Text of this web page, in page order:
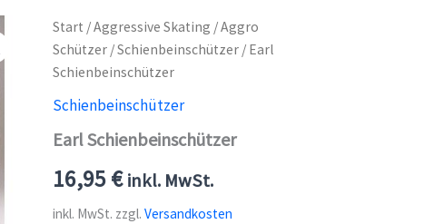
Start /Aggressive Skating /Aggro
Schützer/Schienbeinschützer/ Earl
Schienbeinschützer
Schienbeinschützer
Earl Schienbeinschützer
16,95€ inkl. MwSt.
inkl. MwSt. zzgl. Versandkosten